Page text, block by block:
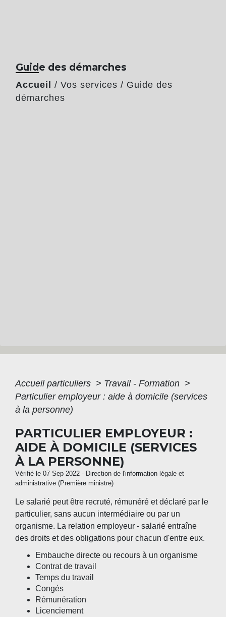
Guide des démarches
Accueil / Vos services / Guide des
démarches
Accueil particuliers > Travail - Formation >
Particulier employeur : aide à domicile (services
à la personne)
PARTICULIER EMPLOYEUR :
AIDE À DOMICILE (SERVICES
À LA PERSONNE)
Vérifié le 07 Sep 2022 - Direction de l'information légale et
administrative (Première ministre)
Le salarié peut être recruté, rémunéré et déclaré par le
particulier, sans aucun intermédiaire ou par un
organisme. La relation employeur - salarié entraîne
des droits et des obligations pour chacun d'entre eux.
Embauche directe ou recours à un organisme
Contrat de travail
Temps du travail
Congés
Rémunération
Licenciement